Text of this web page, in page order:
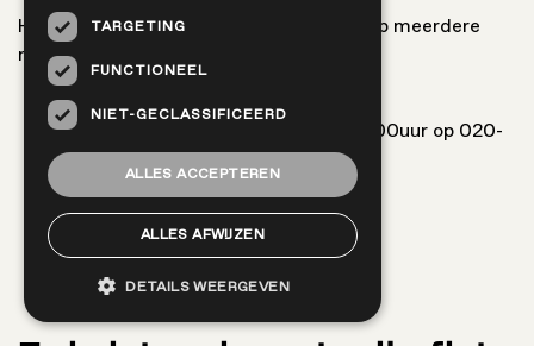
Heb je een algemene vraag? Dan kun je op meerdere
manieren contact met ons opnemen:
E-mail: support@roetz.life
Telefoon: werkdagen van 09.00-17.00uur op 020-
3697623
WhatsApp: +3120 369 76 23
TARGETING
FUNCTIONEEL
NIET-GECLASSIFICEERD
ALLES ACCEPTEREN
ALLES AFWIJZEN
DETAILS WEERGEVEN